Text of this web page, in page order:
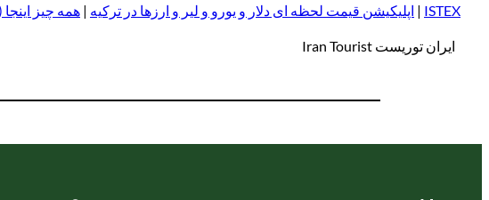
ISTEX
| اپلیکیشن قیمت لحظه ای دلار و یورو و لیر و ار زها در ترکیه | همه چیز اینجا
ایران توریست Iran Tourist